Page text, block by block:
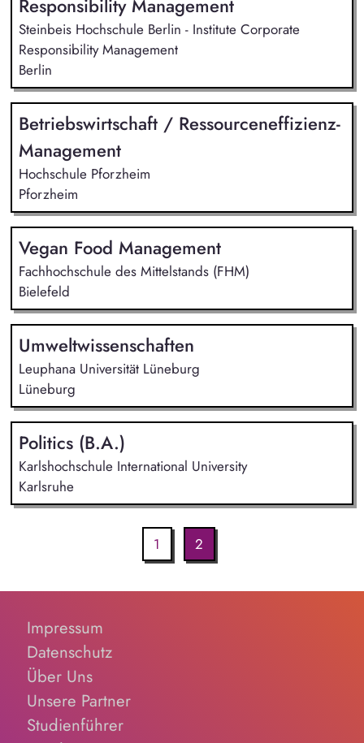
Responsibility Management
Steinbeis Hochschule Berlin - Institute Corporate
Responsibility Management
Berlin
Betriebswirtschaft / Ressourceneffizienz-
Management
Hochschule Pforzheim
Pforzheim
Vegan Food Management
Fachhochschule des Mittelstands (FHM)
Bielefeld
Umweltwissenschaften
Leuphana Universität Lüneburg
Lüneburg
Politics (B.A.)
Karlshochschule International University
Karlsruhe
1 2
Impressum
Datenschutz
Über Uns
Unsere Partner
Studienführer